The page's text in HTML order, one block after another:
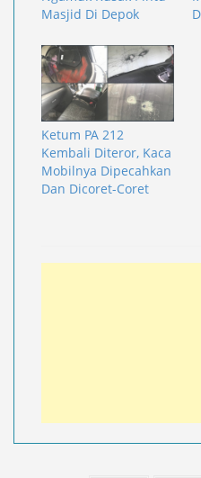
Masjid Di Depok
Ketum PA 212
Kembali Diteror, Kaca
Mobilnya Dipecahkan
Dan Dicoret-Coret